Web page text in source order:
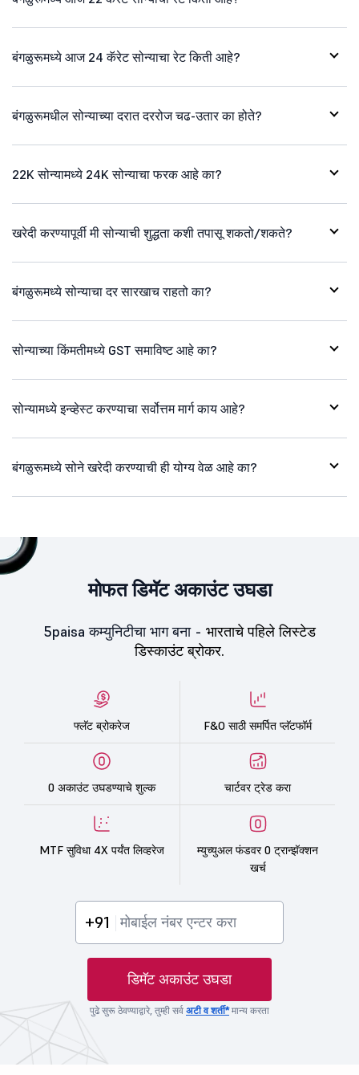
बंगळुरूमध्ये आज 24 कॅरेट सोन्याचा रेट किती आहे?
बंगळुरूमधील सोन्याच्या दरात दररोज चढ-उतार का होते?
22K सोन्यामध्ये 24K सोन्याचा फरक आहे का?
खरेदी करण्यापूर्वी मी सोन्याची शुद्धता कशी तपासू शकतो/शकते?
बंगळुरूमध्ये सोन्याचा दर सारखाच राहतो का?
सोन्याच्या किंमतीमध्ये GST समाविष्ट आहे का?
सोन्यामध्ये इन्व्हेस्ट करण्याचा सर्वोत्तम मार्ग काय आहे?
बंगळुरूमध्ये सोने खरेदी करण्याची ही योग्य वेळ आहे का?
मोफत डिमॅट अकाउंट उघडा
5paisa कम्युनिटीचा भाग बना - भारताचे पहिले लिस्टेड
डिस्काउंट ब्रोकर.
फ्लॅट ब्रोकरेज F&O साठी समर्पित प्लॅटफॉर्म
0 अकाउंट उघडण्याचे शुल्क चार्टवर ट्रेड करा
MTF सुविधा 4X पर्यंत लिव्हरेज
म्युच्युअल फंडवर 0 ट्रान्झॅक्शन
खर्च
+91
डिमॅट अकाउंट उघडा
पुढे सुरू ठेवण्याद्वारे, तुम्ही सर्व अटी व शर्ती*मान्य करता